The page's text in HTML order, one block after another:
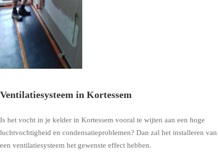
Ventilatiesysteem in Kortessem
Is het vocht in je kelder in Kortessem vooral te wijten aan een hoge
luchtvochtigheid en condensatieproblemen? Dan zal het installeren van
een ventilatiesysteem het gewenste effect hebben.